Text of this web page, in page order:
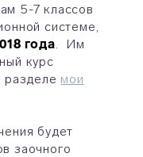
5-7 классов
системе,
года. Им
курс
разделе мои
будет
заочного